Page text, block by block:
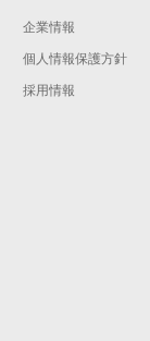
企業情報
個人情報保護方針
採用情報